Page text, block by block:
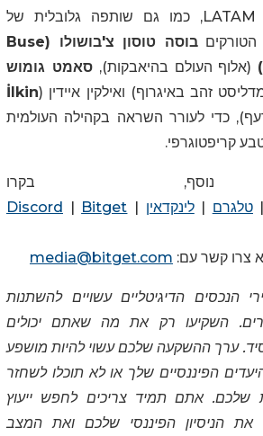
, SEA ו- LATAM, כמו גם שותפה גלובלית של
הטורקיםבוסה טוסון צ'בושולו (Buse
) (אלוף העולם בהיאבקות),סאמט גומוש
זהב באיגרוף) ואילקין איידין ( İlkin
כדי לעורר השראה בקהילה העולמית
קריפטוגרפי.
נוסף, בקרו
טלגרם |לינקדאין |
Discord | Bitget
צרו קשר עם: media@bitget.com
הנכסים הדיגיטליים עשויים להשתנות
השקיעו רק את מה שאתם יכולים
ערך ההשקעה שלכם עשוי להיות מושפע
הפיננסיים שלך או לא תוכלו לשחזר
שלכם. אתם תמיד צריכים לחפש ייעוץ
את הניסיון הפיננסי שלכם ואת המצב